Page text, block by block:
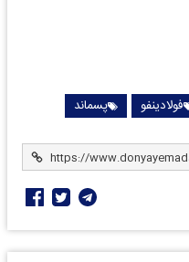
فولادینفو پسماند